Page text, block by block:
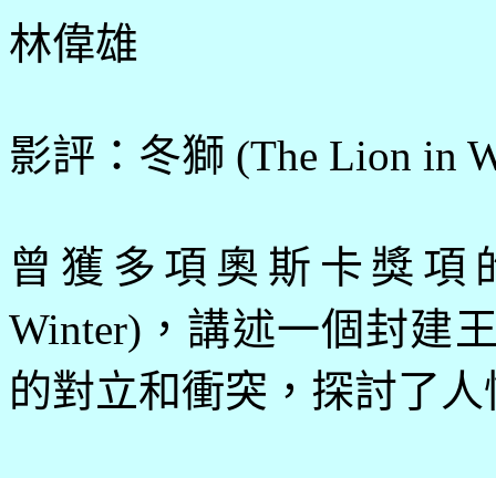
林偉雄
影評： 冬獅 (The Lion in
曾獲多項奧斯卡獎項
Winter) ，講述一個封建
的對立和衝突，探討了